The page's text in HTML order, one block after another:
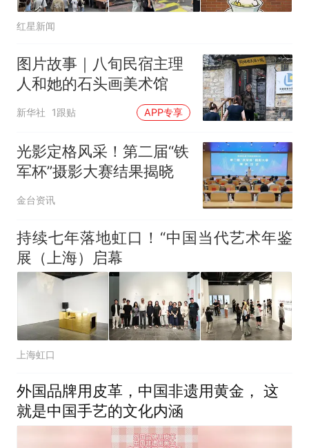
红星新闻
图片故事｜八旬民宿主理
人和她的石头画美术馆
新华社 1跟贴 APP专享
光影定格风采！第二届“铁
军杯”摄影大赛结果揭晓
金台资讯
持续七年落地虹口！“中国当代艺术年鉴
展（上海）启幕
上海虹口
外国品牌用皮革，中国非遗用黄金， 这
就是中国手艺的文化内涵